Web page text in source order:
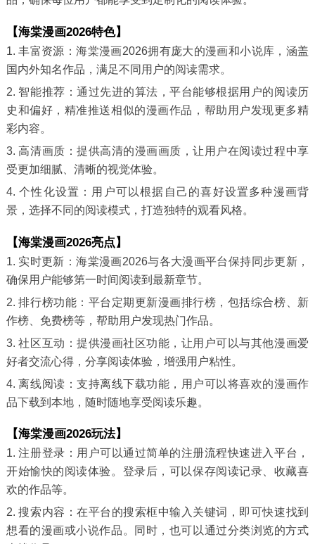
【海棠漫画2026特色】
1. 丰富资源：海棠漫画2026拥有庞大的漫画和小说库，涵盖
国内外知名作品，满足不同用户的阅读需求。
2. 智能推荐：通过先进的算法，平台能够根据用户的阅读历
史和偏好，精准推送相似的漫画作品，帮助用户发现更多精
彩内容。
3. 高清画质：提供高清的漫画画质，让用户在阅读过程中享
受更加细腻、清晰的视觉体验。
4. 个性化设置：用户可以根据自己的喜好设置多种漫画背
景，选择不同的阅读模式，打造独特的观看风格。
【海棠漫画2026亮点】
1. 实时更新：海棠漫画2026与各大漫画平台保持同步更新，
确保用户能够第一时间阅读到最新章节。
2. 排行榜功能：平台定期更新漫画排行榜，包括综合榜、新
作榜、免费榜等，帮助用户发现热门作品。
3. 社区互动：提供漫画社区功能，让用户可以与其他漫画爱
好者交流心得，分享阅读体验，增强用户粘性。
4. 离线阅读：支持离线下载功能，用户可以将喜欢的漫画作
品下载到本地，随时随地享受阅读乐趣。
【海棠漫画2026玩法】
1. 注册登录：用户可以通过简单的注册流程快速进入平台，
开始愉快的阅读体验。登录后，可以保存阅读记录、收藏喜
欢的作品等。
2. 搜索内容：在平台的搜索框中输入关键词，即可快速找到
想看的漫画或小说作品。同时，也可以通过分类浏览的方式